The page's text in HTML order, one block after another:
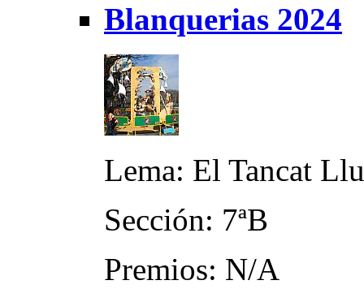
Blanquerias 2024
Lema: El Tancat
Sección: 7ªB
Premios: N/A